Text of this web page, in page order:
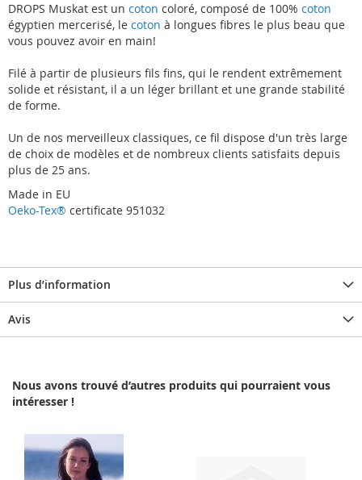
DROPS Muskat est un coton coloré, composé de 100% coton
égyptien mercerisé, le coton à longues fibres le plus beau que
vous pouvez avoir en main!
Filé à partir de plusieurs fils fins, qui le rendent extrêmement
solide et résistant, il a un léger brillant et une grande stabilité
de forme.
Un de nos merveilleux classiques, ce fil dispose d'un très large
de choix de modèles et de nombreux clients satisfaits depuis
plus de 25 ans.
Made in EU
Oeko-Tex® certificate 951032
Plus d’information
Avis
Nous avons trouvé d’autres produits qui pourraient vous
intéresser !